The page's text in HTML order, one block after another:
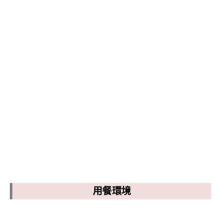
用餐環境